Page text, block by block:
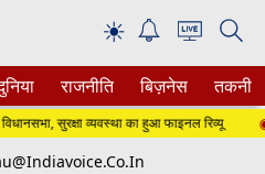
☀
राजनीति बिज़नेस तकनीक
सुरक्षा व्यवस्था का हुआ फाइनल रिव्यू